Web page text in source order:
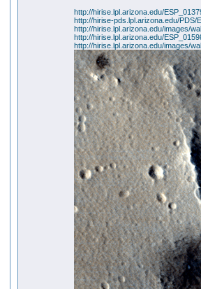
http://hirise.lpl.arizona.edu/
http://hirise-pds.lpl.arizona.edu/PDS/
http://hirise.lpl.arizona.edu/images/
http://hirise.lpl.arizona.edu/
http://hirise.lpl.arizona.edu/images/